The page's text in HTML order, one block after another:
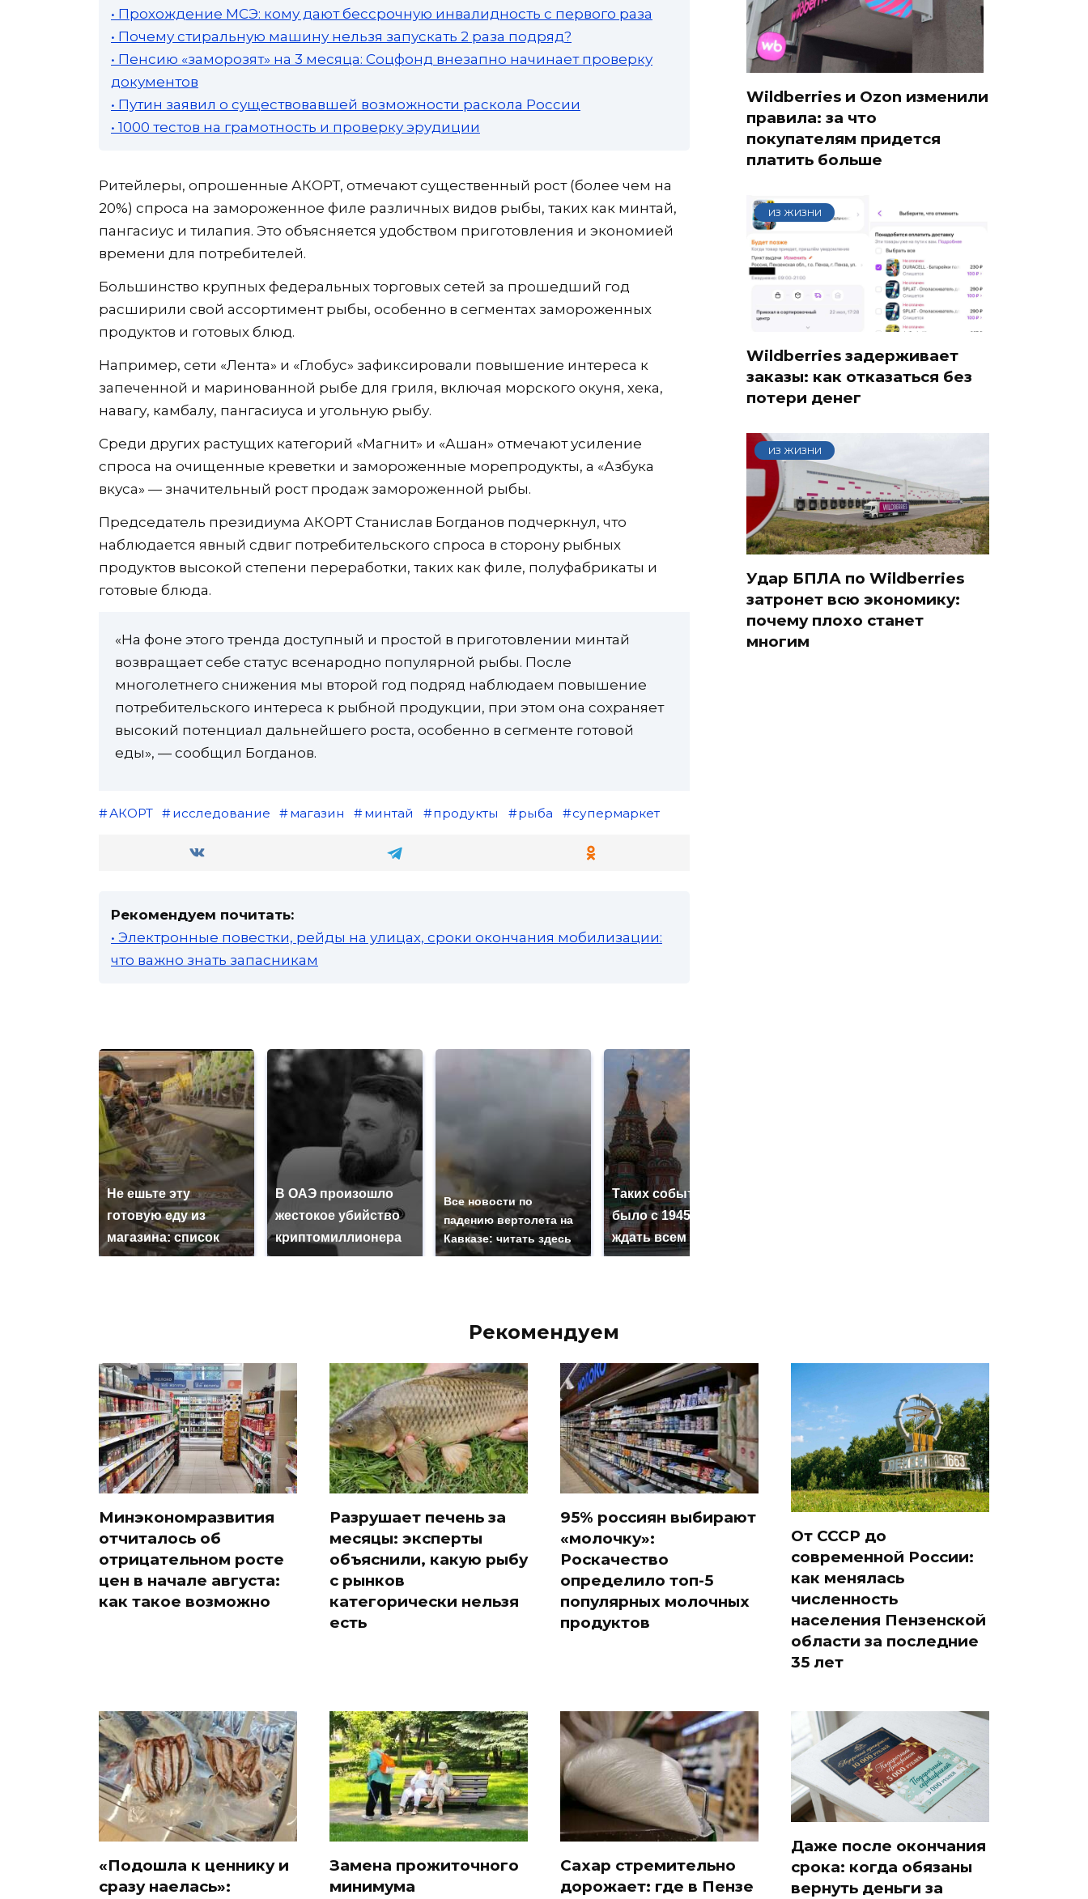
• Прохождение МСЭ: кому дают бессрочную инвалидность с первого раза
• Почему стиральную машину нельзя запускать 2 раза подряд?
• Пенсию «заморозят» на 3 месяца: Соцфонд внезапно начинает проверку
документов
• Путин заявил о существовавшей возможности раскола России
• 1000 тестов на грамотность и проверку эрудиции
Ритейлеры, опрошенные АКОРТ, отмечают существенный рост (более чем на
20%) спроса на замороженное филе различных видов рыбы, таких как минтай,
пангасиус и тилапия. Это объясняется удобством приготовления и экономией
времени для потребителей.
Большинство крупных федеральных торговых сетей за прошедший год
расширили свой ассортимент рыбы, особенно в сегментах замороженных
продуктов и готовых блюд.
Например, сети «Лента» и «Глобус» зафиксировали повышение интереса к
запеченной и маринованной рыбе для гриля, включая морского окуня, хека,
навагу, камбалу, пангасиуса и угольную рыбу.
Среди других растущих категорий «Магнит» и «Ашан» отмечают усиление
спроса на очищенные креветки и замороженные морепродукты, а «Азбука
вкуса» — значительный рост продаж замороженной рыбы.
Председатель президиума АКОРТ Станислав Богданов подчеркнул, что
наблюдается явный сдвиг потребительского спроса в сторону рыбных
продуктов высокой степени переработки, таких как филе, полуфабрикаты и
готовые блюда.
«На фоне этого тренда доступный и простой в приготовлении минтай
возвращает себе статус всенародно популярной рыбы. После
многолетнего снижения мы второй год подряд наблюдаем повышение
потребительского интереса к рыбной продукции, при этом она сохраняет
высокий потенциал дальнейшего роста, особенно в сегменте готовой
еды», — сообщил Богданов.
АКОРТ исследование магазин минтай продукты рыба супермаркет
Рекомендуем почитать:
• Электронные повестки, рейды на улицах, сроки окончания мобилизации:
что важно знать запасникам
Не ешьте эту
готовую еду из
магазина: список
В ОАЭ произошло
жестокое убийство
криптомиллионера
Все новости по
падению вертолета на
Кавказе: читать здесь
Таких событий не
было с 1945: чего
ждать всем нам?
Wildberries и Ozon изменили
правила: за что
покупателям придется
платить больше
ИЗ ЖИЗНИ
Wildberries задерживает
заказы: как отказаться без
потери денег
ИЗ ЖИЗНИ
Удар БПЛА по Wildberries
затронет всю экономику:
почему плохо станет
многим
Рекомендуем
Минэкономразвития
отчиталось об
отрицательном росте
цен в начале августа:
как такое возможно
Разрушает печень за
месяцы: эксперты
объяснили, какую рыбу
с рынков
категорически нельзя
есть
95% россиян выбирают
«молочку»:
Роскачество
определило топ-5
популярных молочных
продуктов
От СССР до
современной России:
как менялась
численность
населения Пензенской
области за последние
35 лет
«Подошла к ценнику и
сразу наелась»:
Замена прожиточного
минимума
Сахар стремительно
дорожает: где в Пензе
Даже после окончания
срока: когда обязаны
вернуть деньги за